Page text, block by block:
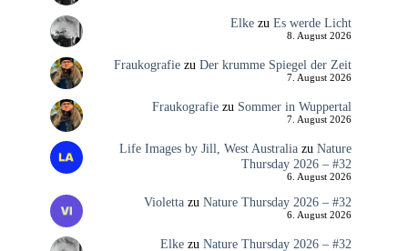
Elkezu Es werde Licht
8. August 2026
Fraukografiezu Der krumme Spiegel der Zeit
7. August 2026
Fraukografiezu Sommer in Wuppertal
7. August 2026
Life Images by Jill, West Australiazu Nature
Thursday 2026 – #32
6. August 2026
Violettazu Nature Thursday 2026 – #32
6. August 2026
Elkezu Nature Thursday 2026 – #32